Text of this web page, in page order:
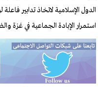
الدول الإسلامية لاتخاذ تدابير
استمرار الإبادة الجماعية في غزة